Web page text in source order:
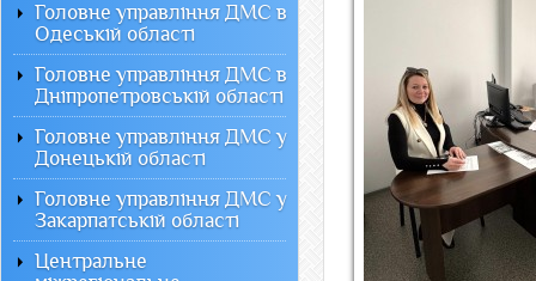
Головне управління ДМС в
Одеській області
Головне управління ДМС в
Дніпропетровській області
Головне управління ДМС у
Донецькій області
Головне управління ДМС у
Закарпатській області
Центральне